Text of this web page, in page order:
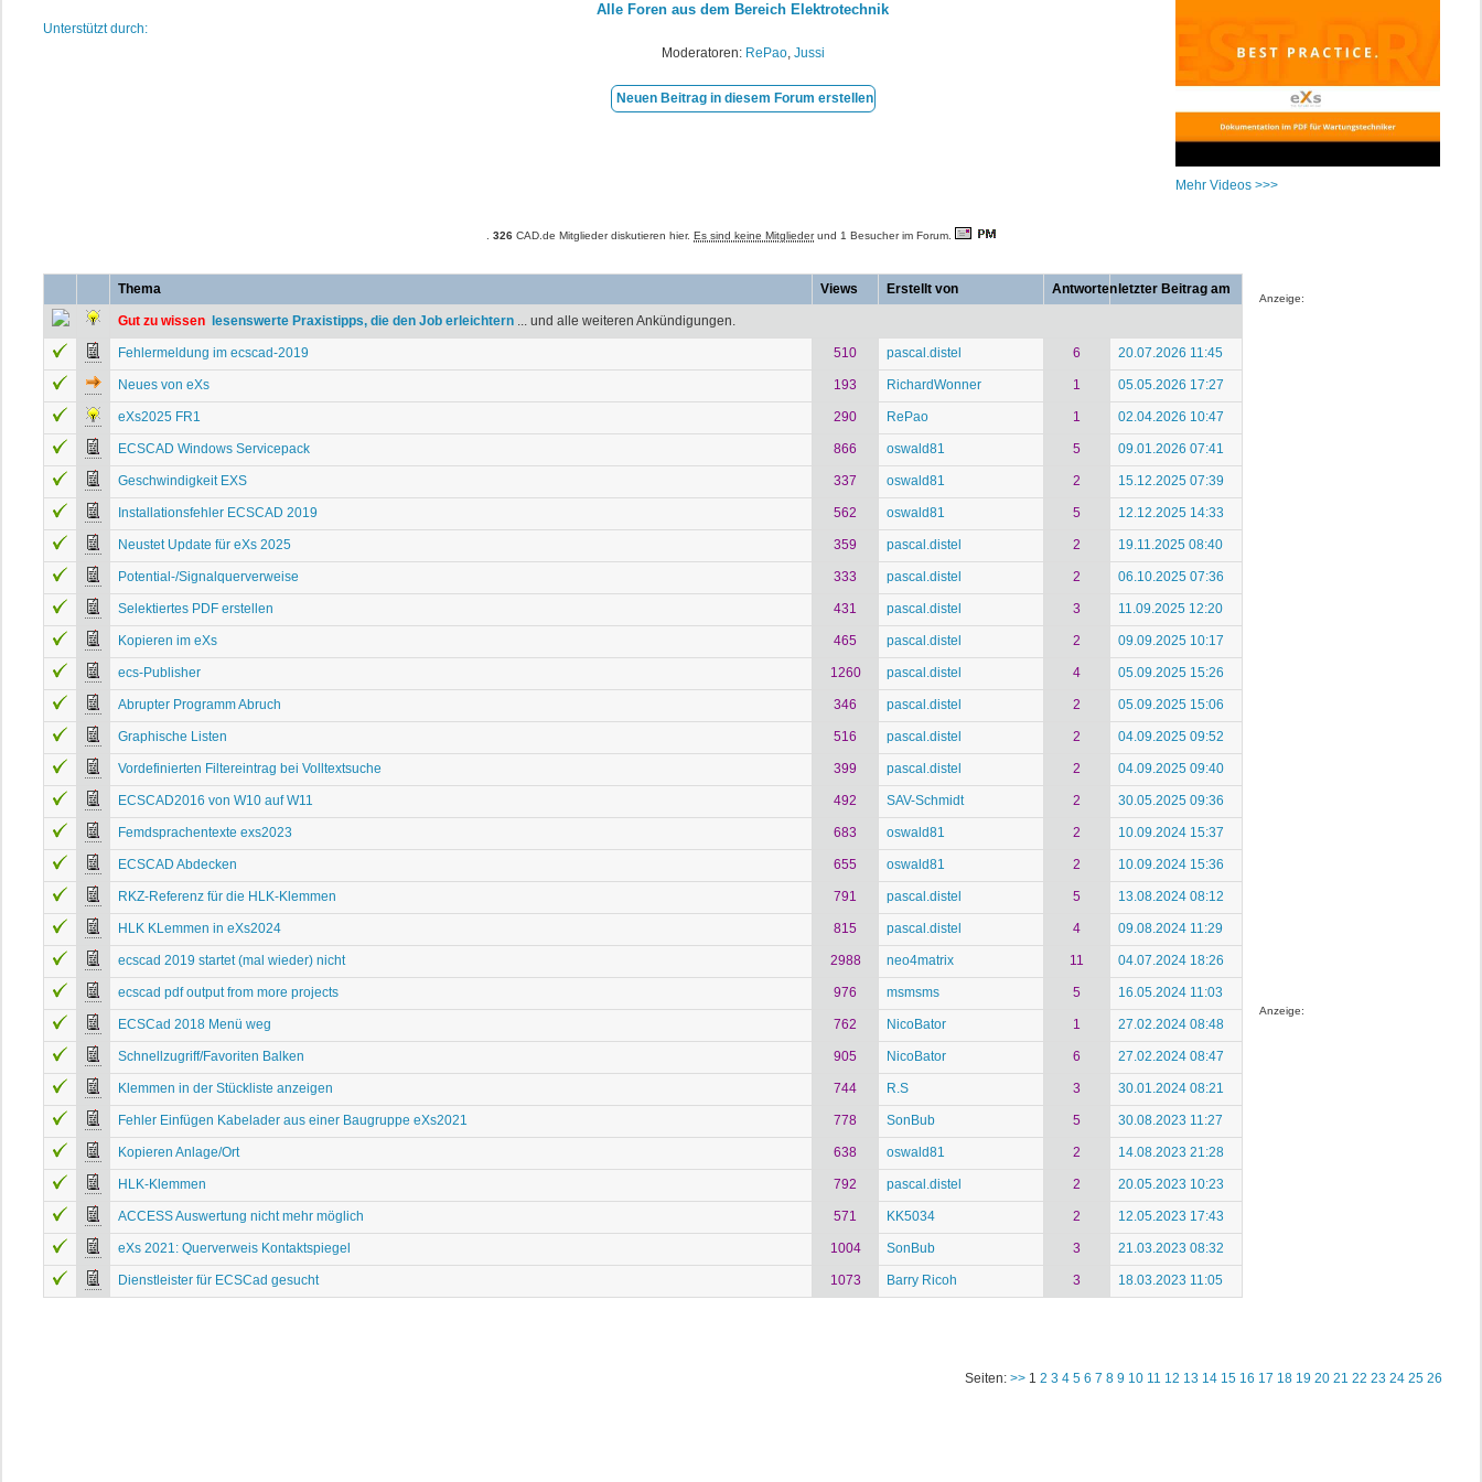
Unterstützt durch:
Alle Foren aus dem Bereich Elektrotechnik
Moderatoren: RePao, Jussi
Neuen Beitrag in diesem Forum erstellen
Mehr Videos >>>
326 CAD.de Mitglieder diskutieren hier. Es sind keine Mitgliederund 1 Besucher im Forum.
Thema Views Erstellt von Antworten letzter Beitrag am
Gut zu wissen  lesenswerte Praxistipps, die den Job erleichtern ... und alle weiteren Ankündigungen.
Fehlermeldung im ecscad-2019 510 pascal.distel 6 20.07.2026 11:45
Neues von eXs 193 RichardWonner 1 05.05.2026 17:27
eXs2025 FR1 290 RePao 1 02.04.2026 10:47
ECSCAD Windows Servicepack 866 oswald81 5 09.01.2026 07:41
Geschwindigkeit EXS 337 oswald81 2 15.12.2025 07:39
Installationsfehler ECSCAD 2019 562 oswald81 5 12.12.2025 14:33
Neustet Update für eXs 2025 359 pascal.distel 2 19.11.2025 08:40
Potential-/Signalquerverweise 333 pascal.distel 2 06.10.2025 07:36
Selektiertes PDF erstellen 431 pascal.distel 3 11.09.2025 12:20
Kopieren im eXs 465 pascal.distel 2 09.09.2025 10:17
ecs-Publisher 1260 pascal.distel 4 05.09.2025 15:26
Abrupter Programm Abruch 346 pascal.distel 2 05.09.2025 15:06
Graphische Listen 516 pascal.distel 2 04.09.2025 09:52
Vordefinierten Filtereintrag bei Volltextsuche 399 pascal.distel 2 04.09.2025 09:40
ECSCAD2016 von W10 auf W11 492 SAV-Schmidt 2 30.05.2025 09:36
Femdsprachentexte exs2023 683 oswald81 2 10.09.2024 15:37
ECSCAD Abdecken 655 oswald81 2 10.09.2024 15:36
RKZ-Referenz für die HLK-Klemmen 791 pascal.distel 5 13.08.2024 08:12
HLK KLemmen in eXs2024 815 pascal.distel 4 09.08.2024 11:29
ecscad 2019 startet (mal wieder) nicht 2988 neo4matrix 11 04.07.2024 18:26
ecscad pdf output from more projects 976 msmsms 5 16.05.2024 11:03
ECSCad 2018 Menü weg 762 NicoBator 1 27.02.2024 08:48
Schnellzugriff/Favoriten Balken 905 NicoBator 6 27.02.2024 08:47
Klemmen in der Stückliste anzeigen 744 R.S 3 30.01.2024 08:21
Fehler Einfügen Kabelader aus einer Baugruppe eXs2021 778 SonBub 5 30.08.2023 11:27
Kopieren Anlage/Ort 638 oswald81 2 14.08.2023 21:28
HLK-Klemmen 792 pascal.distel 2 20.05.2023 10:23
ACCESS Auswertung nicht mehr möglich 571 KK5034 2 12.05.2023 17:43
eXs 2021: Querverweis Kontaktspiegel 1004 SonBub 3 21.03.2023 08:32
Dienstleister für ECSCad gesucht 1073 Barry Ricoh 3 18.03.2023 11:05
Anzeige:
Anzeige:
Seiten: >> 1 2 3 4 5 6 7 8 9 10 11 12 13 14 15 16 17 18 19 20 21 22 23 24 25 26